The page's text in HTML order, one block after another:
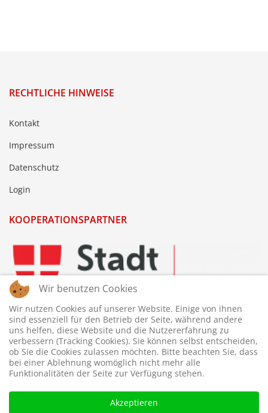
RECHTLICHE HINWEISE
Kontakt
Impressum
Datenschutz
Login
KOOPERATIONSPARTNER
Wir benutzen Cookies
Wir nutzen Cookies auf unserer Website. Einige von ihnen
sind essenziell für den Betrieb der Seite, während andere
uns helfen, diese Website und die Nutzererfahrung zu
verbessern (Tracking Cookies). Sie können selbst entscheiden,
ob Sie die Cookies zulassen möchten. Bitte beachten Sie, dass
bei einer Ablehnung womöglich nicht mehr alle
Funktionalitäten der Seite zur Verfügung stehen.
Akzeptieren